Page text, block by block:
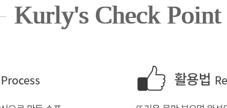
Kurly's Check Point